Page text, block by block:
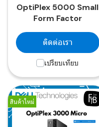
OptiPlex 5000 Small
Form Factor
ติดต่อเรา
เปรียบเทียบ
สินค้าใหม่